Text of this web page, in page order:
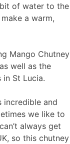
of water to the
a warm,
Mango Chutney
well as the
St Lucia.
incredible and
we like to
always get
so this chutney